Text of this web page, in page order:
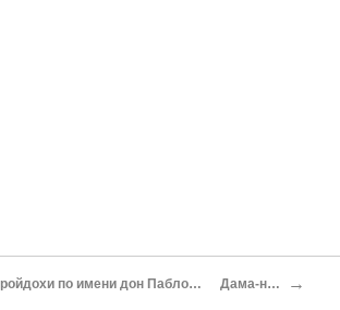
История жизни пройдохи по имени дон Паблос, пример бродяг и зерцало мошенников Дама-невидимка →